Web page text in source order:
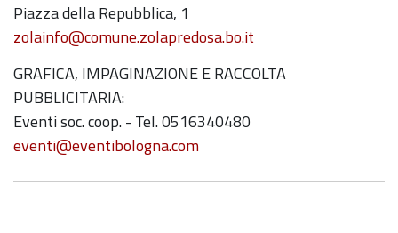
Piazza della Repubblica, 1
zolainfo@comune.zolapredosa.bo.it
GRAFICA, IMPAGINAZIONE E RACCOLTA
PUBBLICITARIA:
Eventi soc. coop. - Tel. 0516340480
eventi@eventibologna.com